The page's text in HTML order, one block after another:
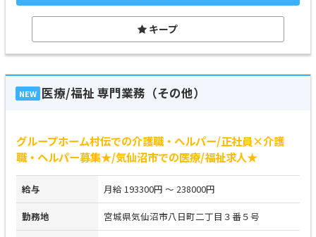
キープ
NEW 医療/福祉 専門業務（その他）
グループホーム村伝での介護職・ヘルパー/正社員×介護
職・ヘルパー募集★/気仙沼市での医療/福祉求人★
給与 月給 193300円 ～ 238000円
勤務地 宮城県気仙沼市八日町二丁目３番５号